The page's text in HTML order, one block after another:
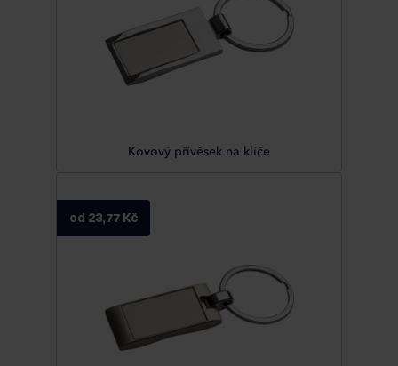
Kovový přívěsek na klíče
od 23,77 Kč